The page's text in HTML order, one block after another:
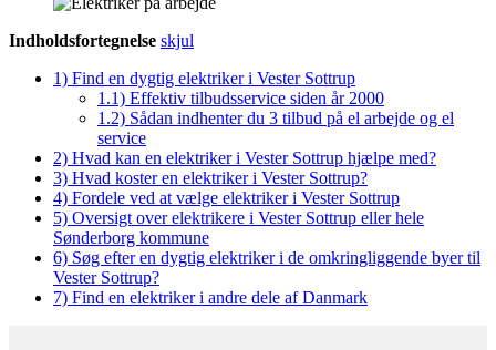
Indholdsfortegnelse skjul
1) Find en dygtig elektriker i Vester Sottrup
1.1) Effektiv tilbudsservice siden år 2000
1.2) Sådan indhenter du 3 tilbud på el arbejde og el
service
2) Hvad kan en elektriker i Vester Sottrup hjælpe med?
3) Hvad koster en elektriker i Vester Sottrup?
4) Fordele ved at vælge elektriker i Vester Sottrup
5) Oversigt over elektrikere i Vester Sottrup eller hele
Sønderborg kommune
6) Søg efter en dygtig elektriker i de omkringliggende byer til
Vester Sottrup?
7) Find en elektriker i andre dele af Danmark